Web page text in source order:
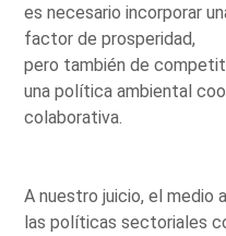
es necesario incorporar
factor de prosperidad,
pero también de
una política ambiental
colaborativa.
A nuestro juicio, el medio
las políticas sectoriales